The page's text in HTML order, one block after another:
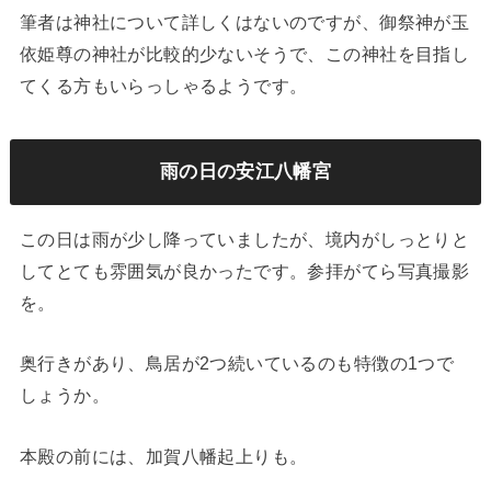
筆者は神社について詳しくはないのですが、御祭神が玉
依姫尊の神社が比較的少ないそうで、この神社を目指し
てくる方もいらっしゃるようです。
雨の日の安江八幡宮
この日は雨が少し降っていましたが、境内がしっとりと
してとても雰囲気が良かったです。参拝がてら写真撮影
を。
奥行きがあり、鳥居が2つ続いているのも特徴の1つで
しょうか。
本殿の前には、加賀八幡起上りも。